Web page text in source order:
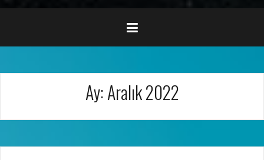
Ay:Aralık 2022